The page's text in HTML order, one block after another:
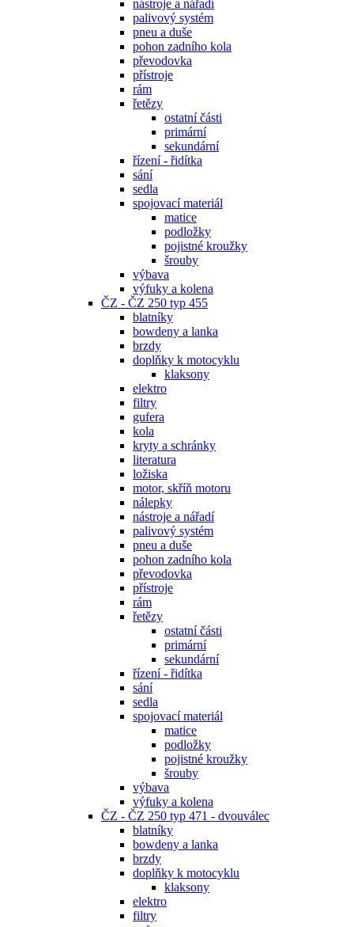
nástroje a nářadí
palivový systém
pneu a duše
pohon zadního kola
převodovka
přístroje
rám
řetězy
ostatní části
primární
sekundární
řízení - řidítka
sání
sedla
spojovací materiál
matice
podložky
pojistné kroužky
šrouby
výbava
výfuky a kolena
ČZ - ČZ 250 typ 455
blatníky
bowdeny a lanka
brzdy
doplňky k motocyklu
klaksony
elektro
filtry
gufera
kola
kryty a schránky
literatura
ložiska
motor, skříň motoru
nálepky
nástroje a nářadí
palivový systém
pneu a duše
pohon zadního kola
převodovka
přístroje
rám
řetězy
ostatní části
primární
sekundární
řízení - řidítka
sání
sedla
spojovací materiál
matice
podložky
pojistné kroužky
šrouby
výbava
výfuky a kolena
ČZ - ČZ 250 typ 471 - dvouválec
blatníky
bowdeny a lanka
brzdy
doplňky k motocyklu
klaksony
elektro
filtry